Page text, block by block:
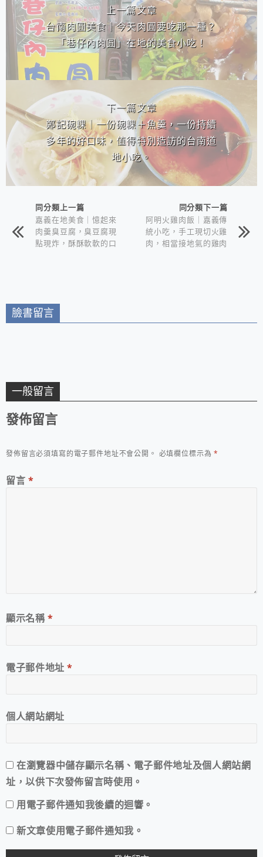
上一篇文章
台南肉圓美食｜今天肉圓要吃那一種？
「巷仔內肉圓」在地的美食小吃！
下一篇文章
鄭記碗粿｜一份碗粿＋魚羹，一份持續
多年的好口味，值得特別造訪的台南道
地小吃。
同分類上一篇
嘉義在地美食｜憶起來
肉羹臭豆腐，臭豆腐現
點現炸，酥酥軟軟的口
同分類下一篇
阿明火雞肉飯｜嘉義傳
統小吃，手工現切火雞
肉，相當接地氣的雞肉
臉書留言
一般留言
發佈留言
發佈留言必須填寫的電子郵件地址不會公開。 必填欄位標示為*
留言 *
顯示名稱*
電子郵件地址*
個人網站網址
在瀏覽器中儲存顯示名稱、電子郵件地址及個人網站網
址，以供下次發佈留言時使用。
用電子郵件通知我後續的迴響。
新文章使用電子郵件通知我。